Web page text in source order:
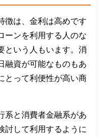
徴は、金利は高めです
ーンを利用する人のな
という人もいます。消
融資が可能なものもあ
とって利便性が高い商
系と消費者金融系があ
討して利用するように